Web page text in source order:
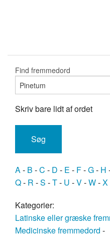
Find fremmedord
Skriv bare lidt af ordet
A- B -C - D - E - F-G- H
Q- R -S -T- U -V-W-X
Kategorier:
Latinske eller græske
Medicinske fremmedord -